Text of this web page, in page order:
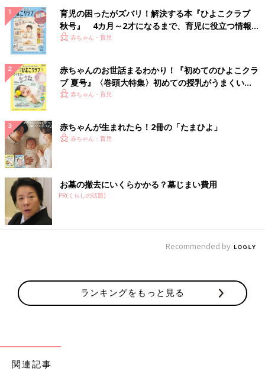
育児の困ったがズバリ！解決する本『ひよこクラブ
秋号』 4カ月～2才になるまで、育児に役立つ情報が
いっぱい！
赤ちゃん・育児
赤ちゃんのお世話まるわかり！『初めてのひよこクラ
ブ 夏号』〈巻頭大特集〉初めての授乳がうまくい
く！ おっぱい・ミルクの基本と夏のトラブル 解決テ
赤ちゃん・育児
赤ちゃんが生まれたら！2冊の「たまひよ」
赤ちゃん・育児
お墓の撤去にいくらかかる？墓じまい費用
PR(くらしの話題)
Recommended by
ランキングをもっと見る
関連記事